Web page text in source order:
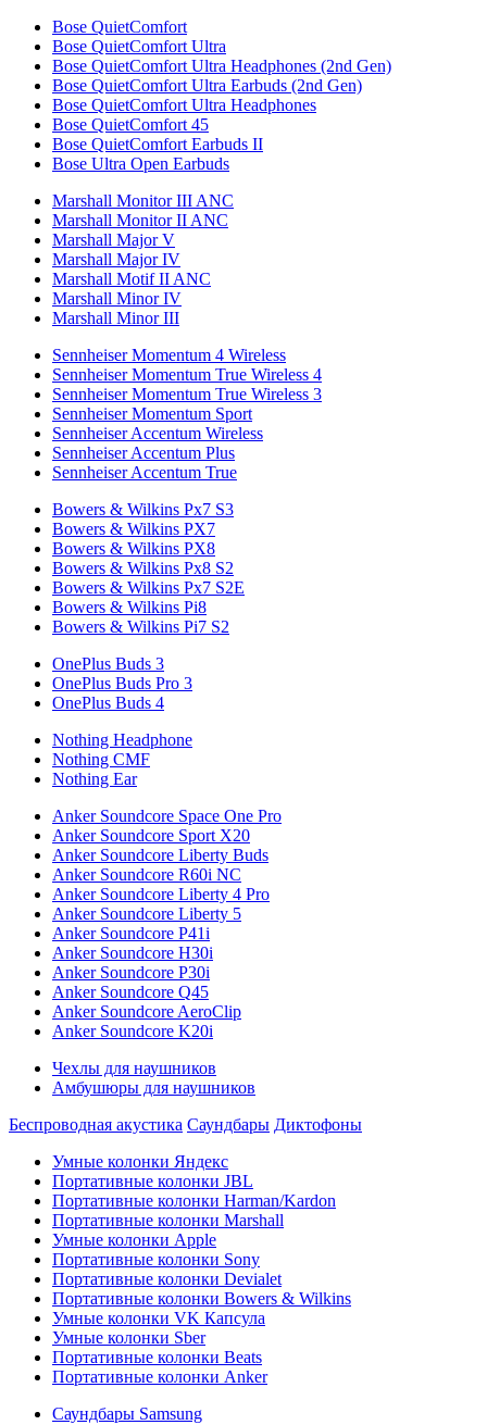
Bose QuietComfort
Bose QuietComfort Ultra
Bose QuietComfort Ultra Headphones (2nd Gen)
Bose QuietComfort Ultra Earbuds (2nd Gen)
Bose QuietComfort Ultra Headphones
Bose QuietComfort 45
Bose QuietComfort Earbuds II
Bose Ultra Open Earbuds
Marshall Monitor III ANC
Marshall Monitor II ANC
Marshall Major V
Marshall Major IV
Marshall Motif II ANC
Marshall Minor IV
Marshall Minor III
Sennheiser Momentum 4 Wireless
Sennheiser Momentum True Wireless 4
Sennheiser Momentum True Wireless 3
Sennheiser Momentum Sport
Sennheiser Accentum Wireless
Sennheiser Accentum Plus
Sennheiser Accentum True
Bowers & Wilkins Px7 S3
Bowers & Wilkins PX7
Bowers & Wilkins PX8
Bowers & Wilkins Px8 S2
Bowers & Wilkins Px7 S2E
Bowers & Wilkins Pi8
Bowers & Wilkins Pi7 S2
OnePlus Buds 3
OnePlus Buds Pro 3
OnePlus Buds 4
Nothing Headphone
Nothing CMF
Nothing Ear
Anker Soundcore Space One Pro
Anker Soundcore Sport X20
Anker Soundcore Liberty Buds
Anker Soundcore R60i NC
Anker Soundcore Liberty 4 Pro
Anker Soundcore Liberty 5
Anker Soundcore P41i
Anker Soundcore H30i
Anker Soundcore P30i
Anker Soundcore Q45
Anker Soundcore AeroClip
Anker Soundcore K20i
Чехлы для наушников
Амбушюры для наушников
Беспроводная акустика Саундбары Диктофоны
Умные колонки Яндекс
Портативные колонки JBL
Портативные колонки Harman/Kardon
Портативные колонки Marshall
Умные колонки Apple
Портативные колонки Sony
Портативные колонки Devialet
Портативные колонки Bowers & Wilkins
Умные колонки VK Капсула
Умные колонки Sber
Портативные колонки Beats
Портативные колонки Anker
Саундбары Samsung